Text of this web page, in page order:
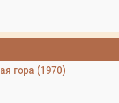
гора (1970)